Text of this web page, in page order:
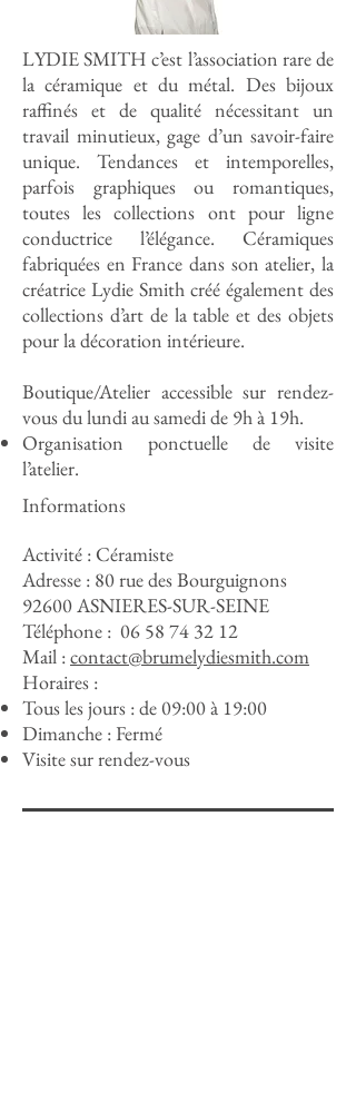
LYDIE SMITH c’est l’association rare de
la céramique et du métal. Des bijoux
raffinés et de qualité nécessitant un
travail minutieux, gage d’un savoir-faire
unique. Tendances et intemporelles,
parfois graphiques ou romantiques,
toutes les collections ont pour ligne
conductrice l’élégance. Céramiques
fabriquées en France dans son atelier, la
créatrice Lydie Smith créé également des
collections d’art de la table et des objets
pour la décoration intérieure.
Boutique/Atelier accessible sur rendez-
vous du lundi au samedi de 9h à 19h.
Organisation ponctuelle de visite
l’atelier.
Informations
Activité : Céramiste
Adresse : 80 rue des Bourguignons
92600 ASNIERES-SUR-SEINE
Téléphone : 06 58 74 32 12
Mail :contact@brumelydiesmith.com
Horaires :
Tous les jours : de 09:00 à 19:00
Dimanche : Fermé
Visite sur rendez-vous